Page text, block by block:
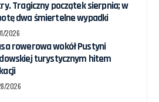
Tragiczny początek sierpnia; w
dwa śmiertelne wypadki
2026
rowerowa wokół Pustyni
turystycznym hitem
2026